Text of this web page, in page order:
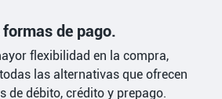
de pago.
flexibilidad en la compra,
las alternativas que ofrecen
de débito, crédito y prepago.